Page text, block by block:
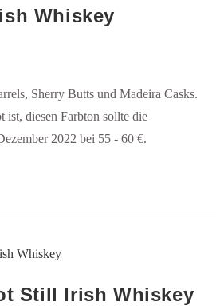
Whiskey
Sherry Butts und Madeira Casks.
ist, diesen Farbton sollte die
2022 bei 55 - 60 €.
Still Irish Whiskey